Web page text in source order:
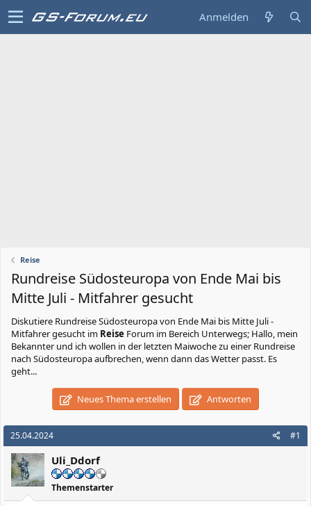
Anmelden
Reise
Rundreise Südosteuropa von Ende Mai bis
Mitte Juli - Mitfahrer gesucht
Diskutiere Rundreise Südosteuropa von Ende Mai bis Mitte Juli -
Mitfahrer gesucht im Reise Forum im Bereich Unterwegs; Hallo, mein
Bekannter und ich wollen in der letzten Maiwoche zu einer Rundreise
nach Südosteuropa aufbrechen, wenn dann das Wetter passt. Es
geht...
Neues Thema erstellen Antworten
25.04.2024 #1
Uli_Ddorf
Themenstarter